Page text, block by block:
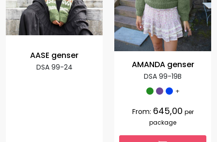
AASE genser
DSA 99-24 AMANDA genser
DSA 99-19B
+
From: 645,00 per
package